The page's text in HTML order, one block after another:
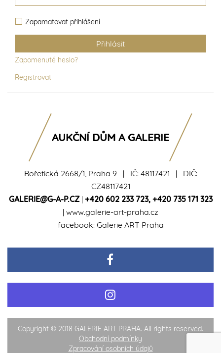
Zapamatovat přihlášení
Zapomenuté heslo?
Registrovat
Bořetická 2668/1, Praha 9 | IČ: 48117421 | DIČ:
CZ48117421
GALERIE@G-A-P.CZ| +420 602 233 723, +420 735 171 323
| www.galerie-art-praha.cz
facebook: Galerie ART Praha
AUKČNÍ DŮM A GALERIE
Copyright © 2018 GALERIE ART PRAHA. All rights reserved.
Obchodní podmínky
Zpracování osobních údajů